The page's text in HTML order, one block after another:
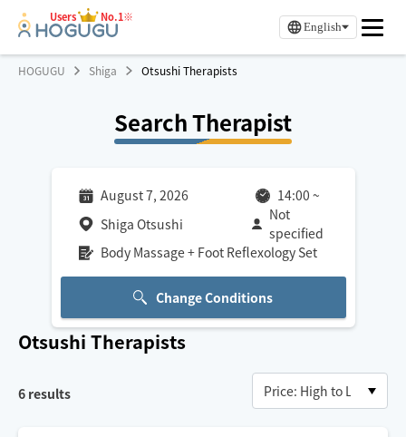
Users No.1※
English
HOGUGU Shiga Otsushi Therapists
Search Therapist
August 7, 2026 14:00 ~
Shiga Otsushi
Not
specified
Body Massage + Foot Reflexology Set
Change Conditions
Otsushi Therapists
6 results